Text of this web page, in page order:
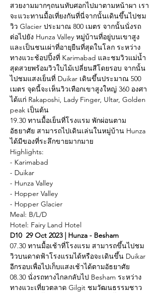
สวยงามมากๆถนนทับศอกไปมาตามหน้าผา เรา
จะแวะทานมื้อเที่ยงกันที่นี่จากนั้นเดินขึ้นไปชม
วิว Glacier ประมาณ 800 เมตร จากนั้นนั่งรถ
ต่อไปยัง Hunza Valley หมู่บ้านที่อยู่บนเขาสูง
และเป็นชนเผ่าที่อายุยืนที่สุดในโลก ระหว่าง
ทางแวะช้อปปิ้งที่ Karimabad และชมวิวแม่น้ำ
สุดสวยพร้อมวิวใบไม้เปลี่ยนสีโดยรอบ จากนั้น
ไปชมแสงเย็นที่ Duikar เดินขึ้นประมาณ 500
เมตร จุดนี้จะเห็นวิวเทือกเขาสูงใหญ่ 360 องศา
ได้แก่ Rakaposhi, Lady Finger, Ultar, Golden
peak เป็นต้น
19.30 ทานมื้อเย็นที่โรงแรม พักผ่อนตาม
อัธยาศัย สามารถไปเดินเล่นในหมู่บ้าน Hunza
ได้มีของที่ระลึกขายมากมาย
Highlights:
- Karimabad
- Duikar
- Hunza Valley
- Hopper Valley
- Hopper Glacier
Meal: B/L/D
Hotel: Fairy Land Hotel
D10  29 Oct 2023 | Hunza - Besham
07.30 ทานมื้อเช้าที่โรงแรม สามารถขึ้นไปชม
วิวบนดาดฟ้าโรงแรมได้หรือจะเดินขึ้น Duikar
อีกรอบเพื่อไปเก็บแสงเช้าได้ตามอัธยาศัย
08.30 นั่งรถทางไกลกลับไป Besham ระหว่าง
ทางแวะเที่ยวตลาด Gilgit ชมวัฒนธรรมชาว